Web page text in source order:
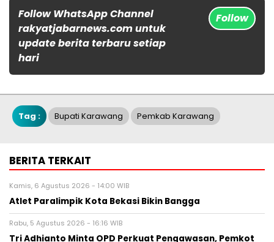
Follow WhatsApp Channel
rakyatjabarnews.com untuk
update berita terbaru setiap
hari
Follow
Tag : Bupati Karawang Pemkab Karawang
BERITA TERKAIT
Kamis, 6 Agustus 2026 - 14:00 WIB
Atlet Paralimpik Kota Bekasi Bikin Bangga
Rabu, 5 Agustus 2026 - 16:16 WIB
Tri Adhianto Minta OPD Perkuat Pengawasan, Pemkot